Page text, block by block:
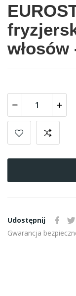
włosów
Udostępnij
Gwarancja